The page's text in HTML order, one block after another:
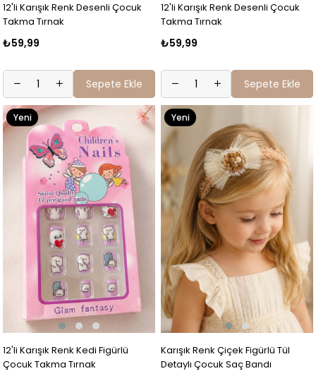
12'li Karışık Renk Desenli Çocuk
Takma Tırnak
₺59,99
Sepete Ekle
12'li Karışık Renk Desenli Çocuk
Takma Tırnak
₺59,99
Sepete Ekle
12'li Karışık Renk Kedi Figürlü
Çocuk Takma Tırnak
Yeni
Karışık Renk Çiçek Figürlü Tül
Detaylı Çocuk Saç Bandı
Yeni